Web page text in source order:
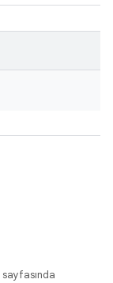
sayfasında